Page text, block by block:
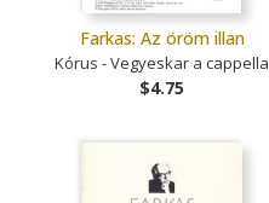
Farkas: Az öröm illan
Kórus - Vegyeskar a cappella
$4.75